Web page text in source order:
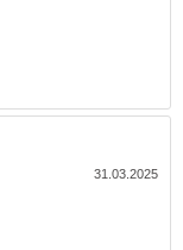
31.03.2025